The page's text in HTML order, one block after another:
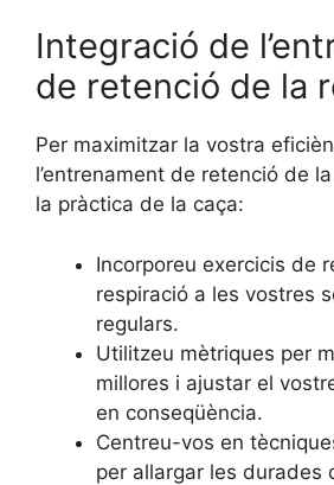
Integració de
de retenció de la
Per maximitzar la vostra
l’entrenament de retenció de
la pràctica de la caça:
Incorporeu exercicis de
respiració a les vostres
regulars.
Utilitzeu mètriques per
millores i ajustar el
en conseqüència.
Centreu-vos en
per allargar les durades